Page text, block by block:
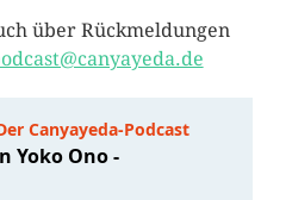
über Rückmeldungen